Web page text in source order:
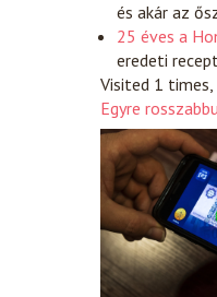
és akár az
25 éves a
eredeti
Visited 1
Egyre